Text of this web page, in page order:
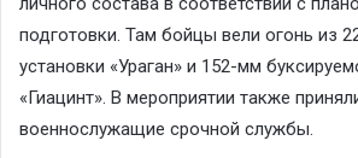
подготовки. Там бойцы вели огонь из
установки «Ураган» и 152-мм
«Гиацинт». В мероприятии также
военнослужащие срочной службы.